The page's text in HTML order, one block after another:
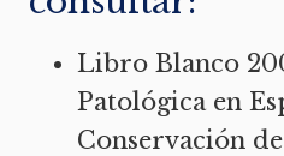
Libro Blanco
Patológica en
Conservación